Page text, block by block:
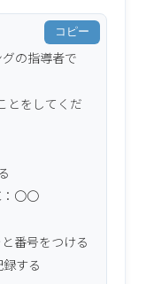
コピー
の指導者で
とをしてくだ
〇〇
番号をつける
する